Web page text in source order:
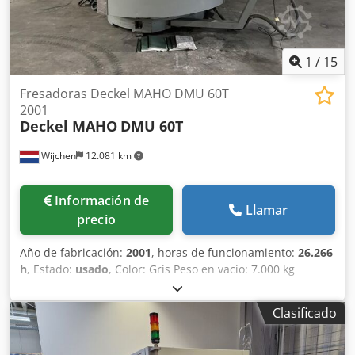
1 / 15
Wijchen 12.081 km
Fresadoras Deckel MAHO DMU 60T
2001
Deckel MAHO DMU 60T
Información de
precio
Llamar
Año de fabricación: 2001, horas de funcionamiento: 26.266
h, Estado: usado, Color: Gris Peso en vacío: 7.000 kg
Dimensiones (L x A x H): 350 x 220 x 240 cm Precio: A
consultar Fresadora para metal Modelo: CNC Fabricante:
DMG / Deckel MAHO Tipo: DMU60T Año de fabricación:
2001 Control: Heidenhain Horas de trabajo: 26.266 Área de
Clasificado